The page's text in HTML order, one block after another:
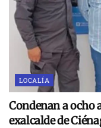
LOCALÍA
Condenan a
exalcalde de